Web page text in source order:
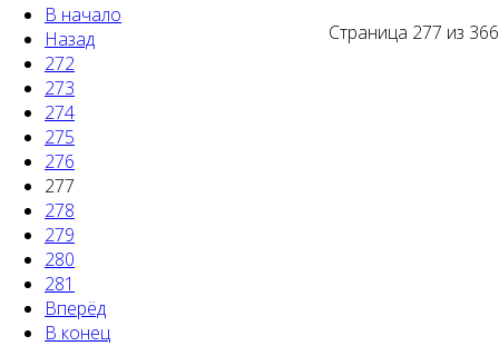
Страница 277 из 366
В начало
Назад
272
273
274
275
276
277
278
279
280
281
Вперёд
В конец